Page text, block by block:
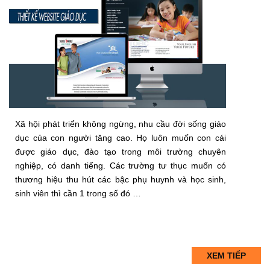
Xã hội phát triển không ngừng, nhu cầu đời sống giáo
dục của con người tăng cao. Họ luôn muốn con cái
được giáo dục, đào tạo trong môi trường chuyên
nghiệp, có danh tiếng. Các trường tư thục muốn có
thương hiệu thu hút các bậc phụ huynh và học sinh,
sinh viên thì cần 1 trong số đó …
XEM TIẾP